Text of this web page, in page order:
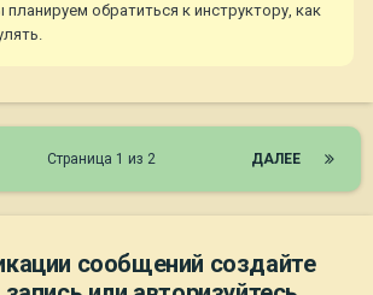
планируем обратиться к инструктору, как
ДАЛЕЕ
Страница 1 из 2
сообщений создайте